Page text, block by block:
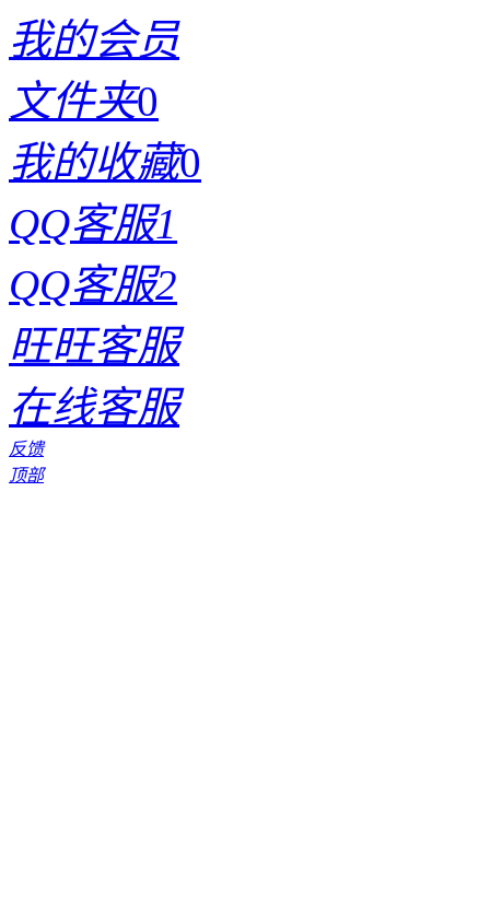
我的会员
文件夹0
我的收藏0
QQ客服1
QQ客服2
旺旺客服
在线客服
反馈
顶部